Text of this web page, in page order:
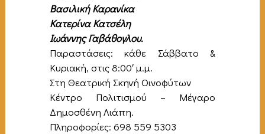
Βασιλική Καρανίκα
Κατερίνα Κατσέλη
Ιωάννης Γαβάθογλου.
Παραστάσεις: κάθε Σάββατο &
Κυριακή, στις 8:00′ μ.μ.
Στη Θεατρική Σκηνή Οινοφύτων
Κέντρο Πολιτισμού – Μέγαρο
Δημοσθένη Λιάπη.
Πληροφορίες: 698 559 5303